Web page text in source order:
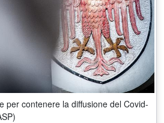
per contenere la diffusione del Covid-